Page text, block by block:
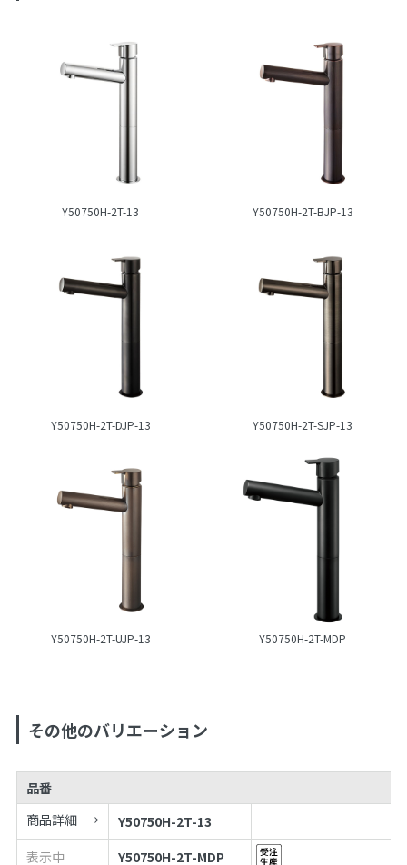
Y50750H-2T-13 Y50750H-2T-BJP-13
Y50750H-2T-DJP-13 Y50750H-2T-SJP-13
Y50750H-2T-UJP-13 Y50750H-2T-MDP
その他のバリエーション
品番
商品詳細
Y50750H-2T-13
表示中
Y50750H-2T-MDP